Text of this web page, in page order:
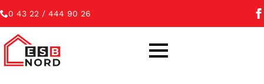
0 43 22 / 444 90 26